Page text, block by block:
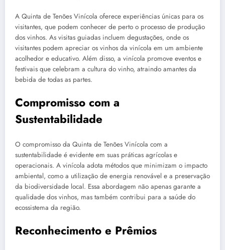
A Quinta de Tenões Vinícola oferece experiências únicas para os
visitantes, que podem conhecer de perto o processo de produção
dos vinhos. As visitas guiadas incluem degustações, onde os
visitantes podem apreciar os vinhos da vinícola em um ambiente
acolhedor e educativo. Além disso, a vinícola promove eventos e
festivais que celebram a cultura do vinho, atraindo amantes da
bebida de todas as partes.
Compromisso com a
Sustentabilidade
O compromisso da Quinta de Tenões Vinícola com a
sustentabilidade é evidente em suas práticas agrícolas e
operacionais. A vinícola adota métodos que minimizam o impacto
ambiental, como a utilização de energia renovável e a preservação
da biodiversidade local. Essa abordagem não apenas garante a
qualidade dos vinhos, mas também contribui para a saúde do
ecossistema da região.
Reconhecimento e Prêmios